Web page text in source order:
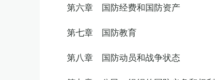
第六章 国防经费和国防资产
第七章 国防教育
第八章 国防动员和战争状态